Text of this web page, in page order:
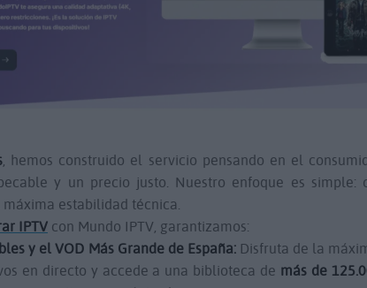
, hemos construido el servicio pensando en el
y un precio justo. Nuestro enfoque es simple:
estabilidad técnica.
IPTV con Mundo IPTV, garantizamos:
y el VOD Más Grande de España:Disfruta de la
en directo y accede a una biblioteca de más de